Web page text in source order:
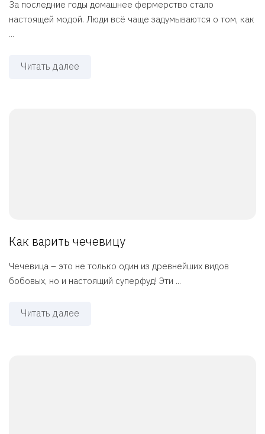
За последние годы домашнее фермерство стало
настоящей модой. Люди всё чаще задумываются о том, как
...
Читать далее
Как варить чечевицу
Чечевица – это не только один из древнейших видов
бобовых, но и настоящий суперфуд! Эти ...
Читать далее